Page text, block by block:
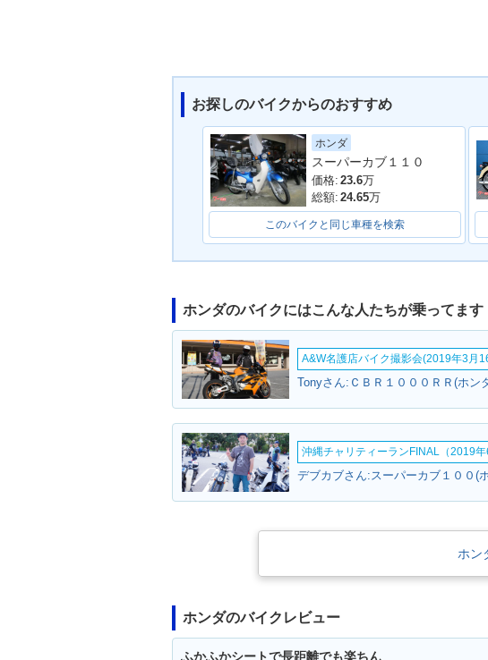
お探しのバイクからのおすすめ
ホンダ
スーパーカブ１１０
価格: 23.6万
総額: 24.65万
このバイクと同じ車種を検索
ホンダのバイクにはこんな人たちが乗ってます
A&W名護店バイク撮影会(2019年3月
Tonyさん:ＣＢＲ１０００ＲＲ(ホン
沖縄チャリティーランFINAL（2019年
デブカブさん:スーパーカブ１００(
ホン
ホンダのバイクレビュー
ふかふかシートで長距離でも楽ちん